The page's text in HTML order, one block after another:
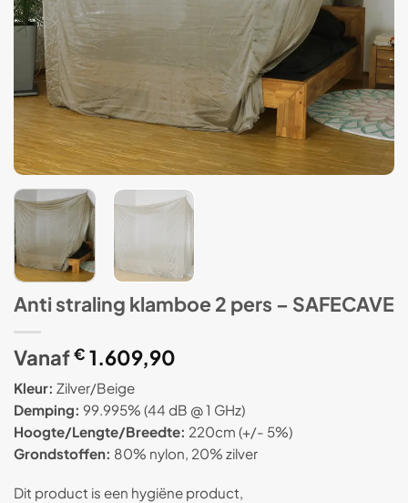
Anti straling klamboe 2 pers – SAFECAVE
Vanaf€ 1.609,90
Kleur: Zilver/Beige
Demping: 99.995% (44 dB @ 1 GHz)
Hoogte/Lengte/Breedte: 220cm (+/- 5%)
Grondstoffen: 80% nylon, 20% zilver
Dit product is een hygiëne product,